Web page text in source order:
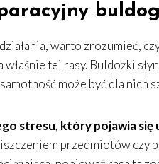
warto zrozumieć,
tej rasy. Buldożki
może być dla nich
stresu, który pojawia się
przedmiotów czy